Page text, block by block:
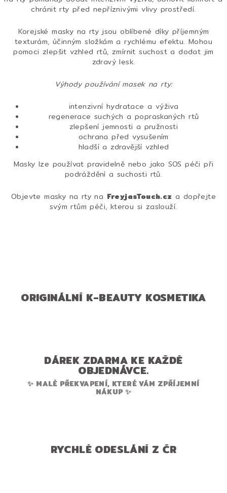
d
c
p
r
v
k
y
v
ý
p
i
s
u
chránit rty před nepříznivými vlivy prostředí.
Korejské masky na rty jsou oblíbené díky příjemným
texturám, účinným složkám a rychlému efektu. Mohou
pomoci zlepšit vzhled rtů, zmírnit suchost a dodat jim
zdravý lesk.
Výhody používání masek na rty:
intenzivní hydratace a výživa
regenerace suchých a popraskaných rtů
zlepšení jemnosti a pružnosti
ochrana před vysušením
hladší a zdravější vzhled
Masky lze používat pravidelně nebo jako SOS péči při
podráždění a suchosti rtů.
Objevte masky na rty na FreyjasTouch.cz a dopřejte
svým rtům péči, kterou si zaslouží.
ORIGINÁLNÍ K-BEAUTY KOSMETIKA
DÁREK ZDARMA KE KAŽDÉ
OBJEDNÁVCE.
✨ MALÉ PŘEKVAPENÍ, KTERÉ VÁM ZPŘÍJEMNÍ
NÁKUP ✨
RYCHLÉ ODESLÁNÍ Z ČR